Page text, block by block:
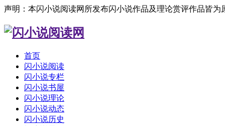
声明：本闪小说阅读网所发布闪小说作品及理论赏评作品皆
首页
闪小说阅读
闪小说专栏
闪小说书屋
闪小说理论
闪小说动态
闪小说历史